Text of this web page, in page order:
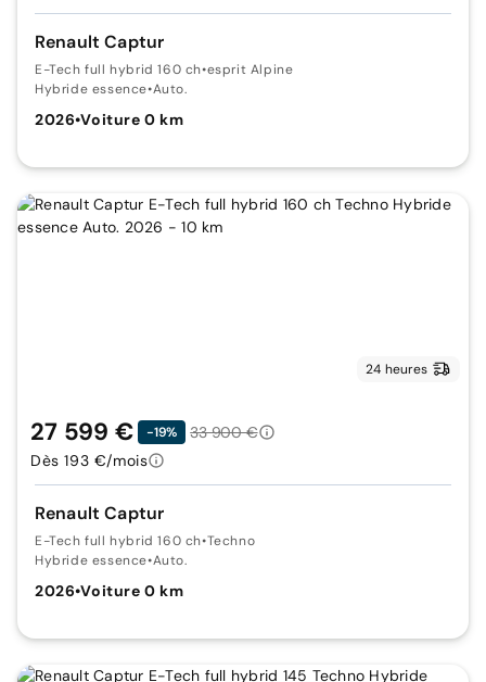
Renault Captur
E-Tech full hybrid 160 ch•esprit Alpine
Hybride essence•Auto.
2026•Voiture 0 km
24 heures
Renault Captur
E-Tech full hybrid 160 ch•Techno
Hybride essence•Auto.
2026•Voiture 0 km
27 599 € -19%
33 900 €
Dès 193 €/mois